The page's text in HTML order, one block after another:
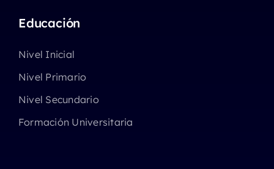
Educación
Nivel Inicial
Nivel Primario
Nivel Secundario
Formación Universitaria